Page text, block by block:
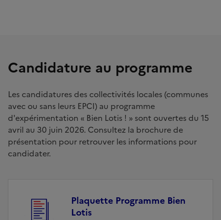
Candidature au programme
Les candidatures des collectivités locales (communes
avec ou sans leurs EPCI) au programme
d'expérimentation « Bien Lotis ! » sont ouvertes du 15
avril au 30 juin 2026. Consultez la brochure de
présentation pour retrouver les informations pour
candidater.
Plaquette Programme Bien
Lotis